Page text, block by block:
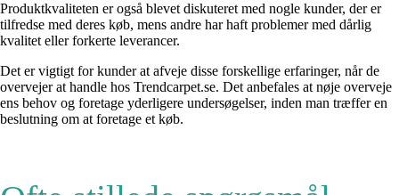
Produktkvaliteten er også blevet diskuteret med nogle kunder, der er
tilfredse med deres køb, mens andre har haft problemer med dårlig
kvalitet eller forkerte leverancer.
Det er vigtigt for kunder at afveje disse forskellige erfaringer, når de
overvejer at handle hos Trendcarpet.se. Det anbefales at nøje overveje
ens behov og foretage yderligere undersøgelser, inden man træffer en
beslutning om at foretage et køb.